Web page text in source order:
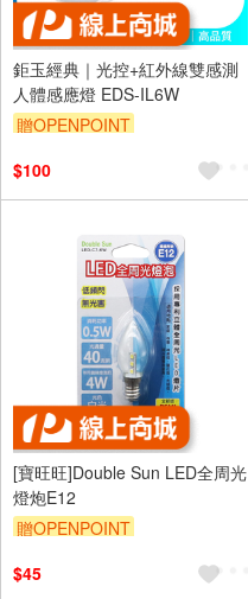
鉅玉經典｜光控+紅外線雙感測
人體感應燈 EDS-IL6W
贈OPENPOINT
$100
[寶旺旺]Double Sun LED全周光
燈炮E12
贈OPENPOINT
$45